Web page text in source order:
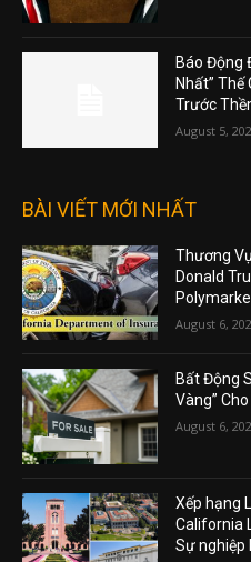
Báo Động
Nhất” Thế
Trước
August 5,
BÀI VIẾT MỚI NHẤT
Thương
Donald
August 6,
Bất Động
Vàng”
August 6,
Xếp hạng
California
Sự nghiệp